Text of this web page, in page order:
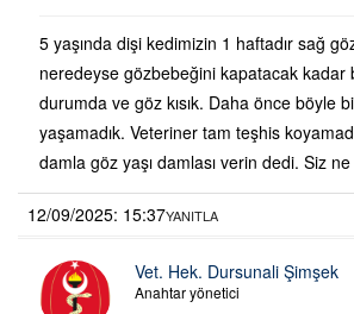
5 yaşında dişi kedimizin 1 haftadır sağ
neredeyse gözbebeğini kapatacak kadar
durumda ve göz kısık. Daha önce böyle
yaşamadık. Veteriner tam teşhis
damla göz yaşı damlası verin dedi. Siz
12/09/2025: 15:37YANITLA
Vet. Hek. Dursunali Şimşek
Anahtar yönetici